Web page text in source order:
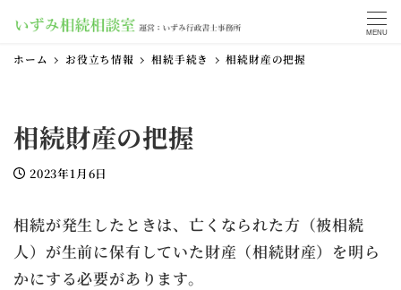
MENU
ホーム お役立ち情報 相続手続き 相続財産の把握
相続財産の把握
投稿日
2023年1月6日
相続が発生したときは、亡くなられた方（被相続
人）が生前に保有していた財産（相続財産）を明ら
かにする必要があります。